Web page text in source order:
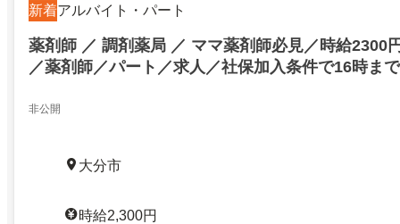
新着アルバイト・パート
薬剤師 ／ 調剤薬局 ／ ママ薬剤師必見／時給2300
／薬剤師／パート／求人／社保加入条件で16時ま
27707428
非公開
大分市
時給2,300円